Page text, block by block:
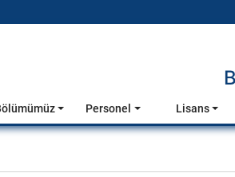
Personel Lisans